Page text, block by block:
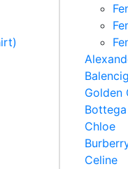
Golden
Bottega
Chloe
Celine